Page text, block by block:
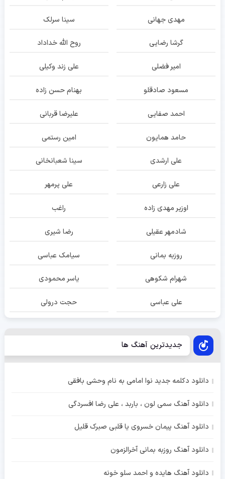
مهدی جهانی سینا سرلک
گرشا رضایی روح الله خداداد
امیر فضلی علی زند وکیلی
مسعود صادقلو بهنام حسن زاده
احمد صفایی علیرضا قربانی
حامد همایون امین رستمی
علی ارشدی سینا شعبانخانی
علی زارعی علی پرمهر
اوزیر مهدی زاده راغب
شادمهر عقیلی رضا شیری
روزبه بمانی سیامک عباسی
شهرام شکوهی یاسر محمودی
علی عباسی حجت درولی
جدیدترین آهنگ ها
دانلود دکلمه جدید نوا امامی به نام وحشی بافقی
دانلود آهنگ سمی لون ، باربد ، علی رضا افسردگی
دانلود آهنگ پیمان خسروی یا قلبی صبرک قلیل
دانلود آهنگ روزبه بمانی آخرالزمون
دانلود آهنگ هایده و احمد سلو خونه